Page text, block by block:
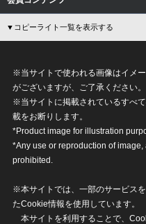
▼コピーライト一覧を表示する
※当サイトで使われる画像はイメ
がございますが、ご了承ください。
※当サイトに掲載されているすべ
載をお断りします。
*Product image for illustration
*Any use or reproduction of
prohibited.
※本サイトでは、一部のサービス
たCookie情報を使用しています。
本サイトを利用することで、